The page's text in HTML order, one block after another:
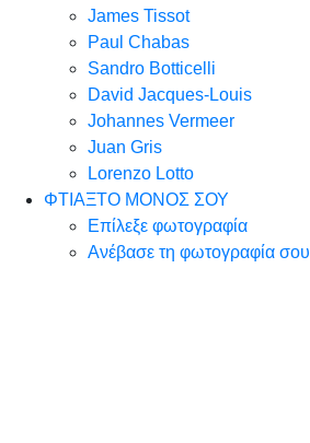
James Tissot
Paul Chabas
Sandro Botticelli
David Jacques-Louis
Johannes Vermeer
Juan Gris
Lorenzo Lotto
ΦΤΙΑΞΤΟ ΜΟΝΟΣ ΣΟΥ
Επίλεξε φωτογραφία
Ανέβασε τη φωτογραφία σου